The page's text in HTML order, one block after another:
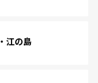
江の島